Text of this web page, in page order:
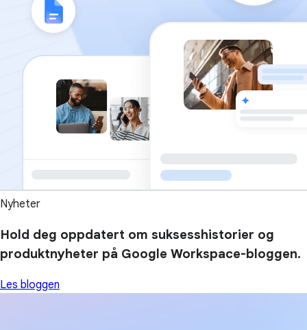
Nyheter
Hold deg oppdatert om suksesshistorier og
produktnyheter på Google Workspace-bloggen.
Les bloggen